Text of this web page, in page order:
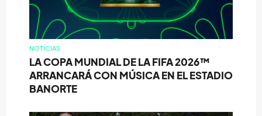
NOTICIAS
LA COPA MUNDIAL DE LA FIFA 2026™
ARRANCARÁ CON MÚSICA EN EL ESTADIO
BANORTE